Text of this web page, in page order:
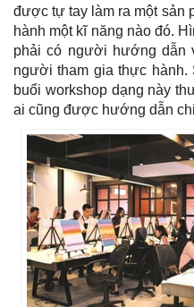
được tự tay làm ra một sản
hành một kĩ năng nào đó.
phải có người hướng dẫn
người tham gia thực
buổi workshop dạng này
ai cũng được hướng dẫn